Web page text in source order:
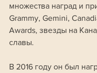
множества наград и
Grammy, Gemini,
Awards, звезды на
славы.
В 2016 году он был